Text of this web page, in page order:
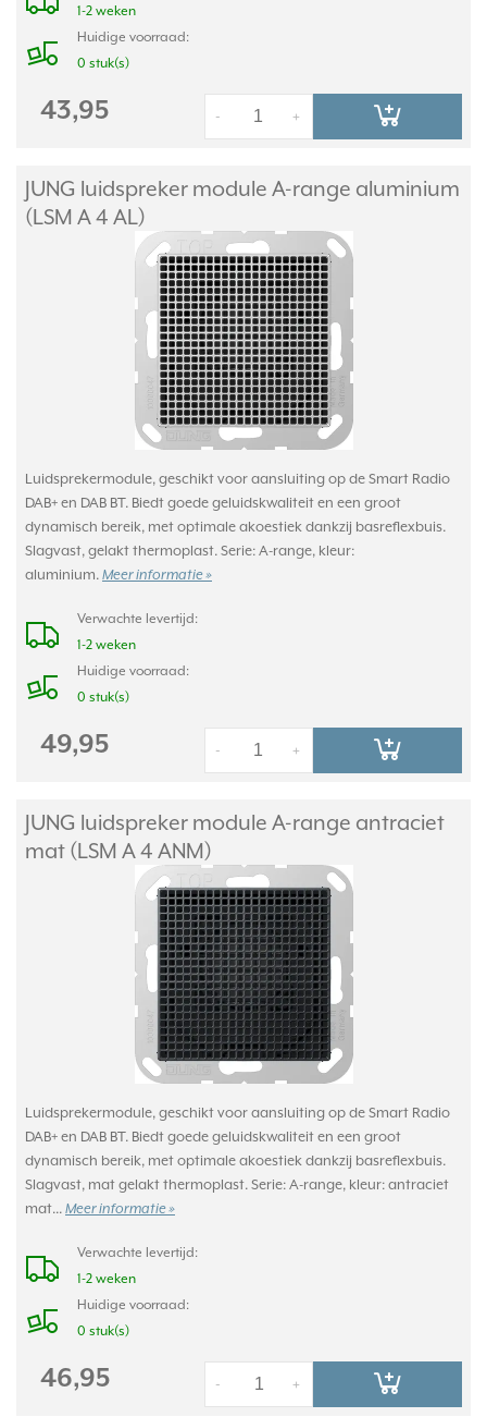
1-2 weken
Huidige voorraad:
0 stuk(s)
43,95 +
-
JUNG luidspreker module A-range aluminium
(LSM A 4 AL)
Luidsprekermodule, geschikt voor aansluiting op de Smart Radio
DAB+ en DAB BT. Biedt goede geluidskwaliteit en een groot
dynamisch bereik, met optimale akoestiek dankzij basreflexbuis.
Slagvast, gelakt thermoplast. Serie: A-range, kleur:
aluminium. Meer informatie »
Verwachte levertijd:
1-2 weken
Huidige voorraad:
0 stuk(s)
49,95 +
-
JUNG luidspreker module A-range antraciet
mat (LSM A 4 ANM)
Luidsprekermodule, geschikt voor aansluiting op de Smart Radio
DAB+ en DAB BT. Biedt goede geluidskwaliteit en een groot
dynamisch bereik, met optimale akoestiek dankzij basreflexbuis.
Slagvast, mat gelakt thermoplast. Serie: A-range, kleur: antraciet
mat... Meer informatie »
Verwachte levertijd:
1-2 weken
Huidige voorraad:
0 stuk(s)
46,95 +
-